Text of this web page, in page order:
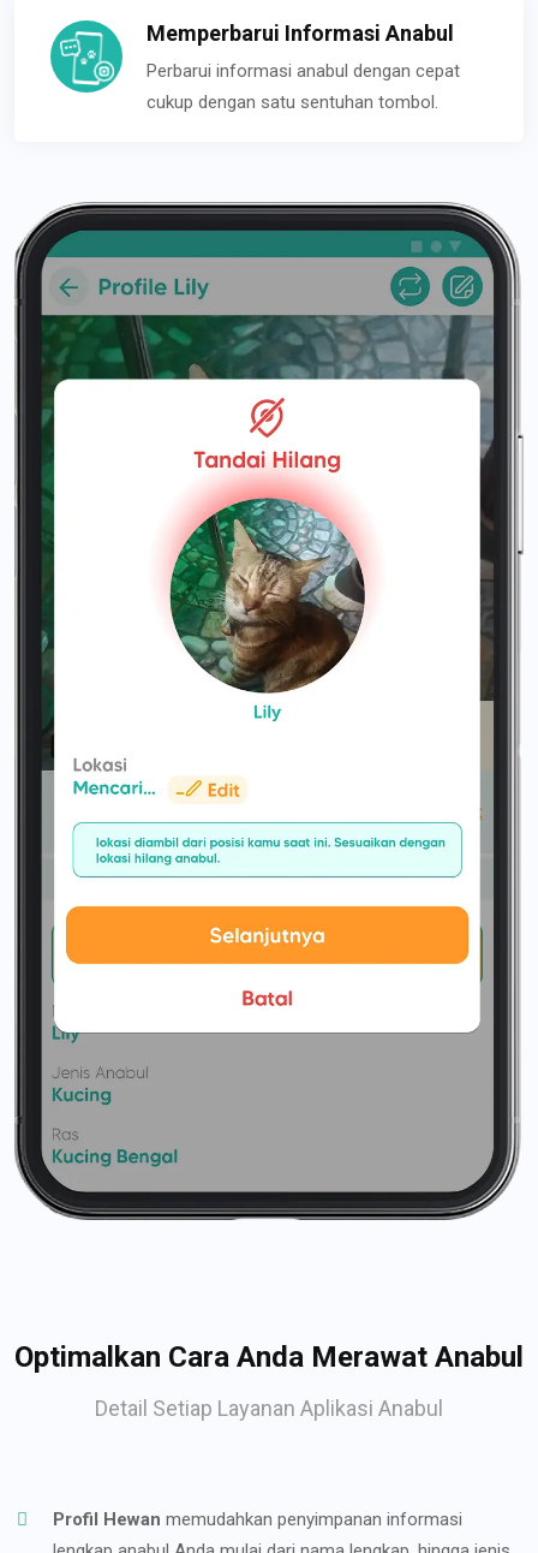
Memperbarui Informasi Anabul
Perbarui informasi anabul dengan cepat
cukup dengan satu sentuhan tombol.
Optimalkan Cara Anda Merawat Anabul
Detail Setiap Layanan Aplikasi Anabul
Profil Hewan memudahkan penyimpanan informasi